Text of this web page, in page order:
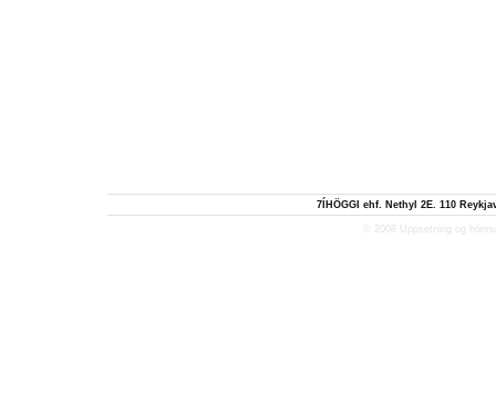
7ÍHÖGGI ehf. Nethyl 2E. 110
© 2008 Uppsetning og